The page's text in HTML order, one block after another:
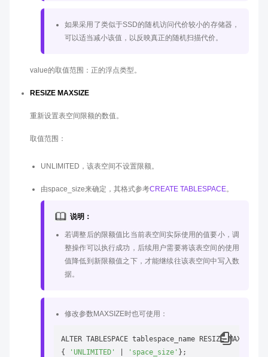
如果采用了类似于SSD的随机访问代价较小的存储器，
可以适当减小该值，以反映真正的随机扫描代价。
value的取值范围：正的浮点类型。
RESIZE MAXSIZE
重新设置表空间限额的数值。
取值范围：
UNLIMITED，该表空间不设置限额。
由space_size来确定，其格式参考CREATE TABLESPACE。
说明：
若调整后的限额值比当前表空间实际使用的值要小，调
整操作可以执行成功，后续用户需要将该表空间的使用
值降低到新限额值之下，才能继续往该表空间中写入数
据。
修改参数MAXSIZE时也可使用：
ALTER TABLESPACE tablespace_name RESIZE MAXSIZE
{
'UNLIMITED' 'space_size'